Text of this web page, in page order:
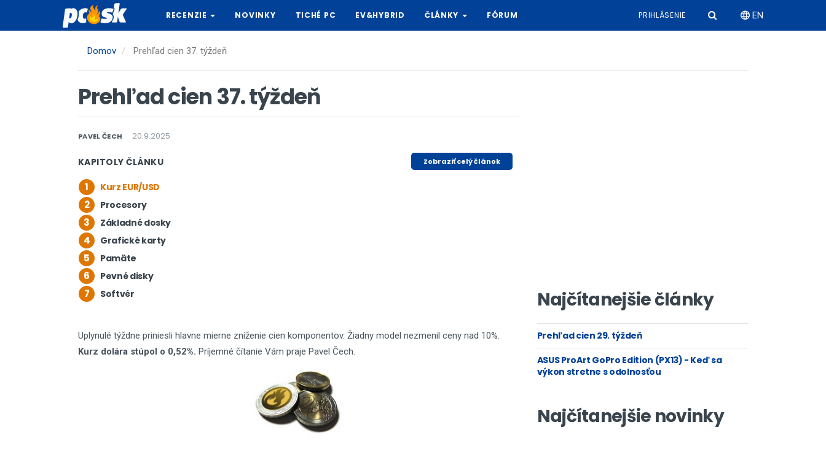
hlavný
RECENZIE NOVINKY TICHÉ PC EV&HYBRID ČLÁNKY FÓRUM PRIHLÁSENIE EN
Domov Prehľad cien 37. týždeň
Prehľad cien 37. týždeň
PAVEL ČECH 20.9.2025
KAPITOLY ČLÁNKU Zobraziť celý článok
1 Kurz EUR/USD
2 Procesory
3 Základné dosky
4 Grafické karty
5 Pamäte
6 Pevné disky
7 Softvér
Uplynulé týždne priniesli hlavne mierne zníženie cien komponentov. Žiadny model nezmenil ceny nad 10%.
Kurz dolára stúpol o 0,52%. Príjemné čítanie Vám praje Pavel Čech.
Najčítanejšie články
Prehľad cien 29. týždeň
ASUS ProArt GoPro Edition (PX13) - Keď sa
výkon stretne s odolnosťou
Najčítanejšie novinky